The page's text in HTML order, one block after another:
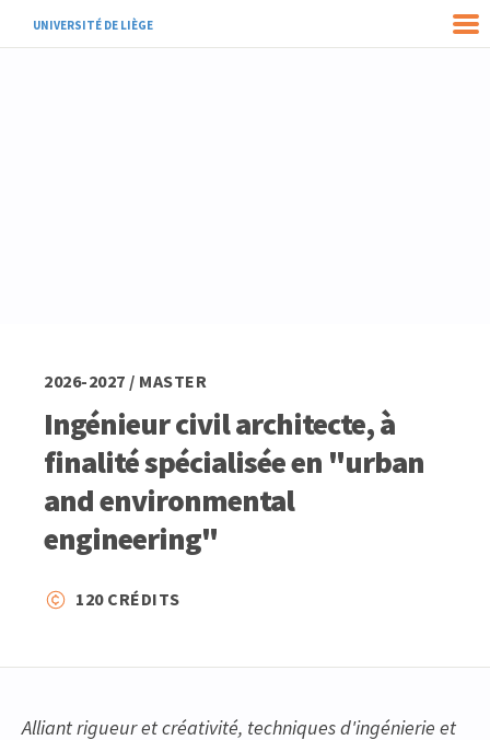
UNIVERSITÉ DE LIÈGE
2026-2027 / MASTER
Ingénieur civil architecte, à
finalité spécialisée en "urban
and environmental
engineering"
120 CRÉDITS
Alliant rigueur et créativité, techniques d'ingénierie et